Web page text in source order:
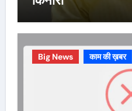
Big News काम की ख़बर